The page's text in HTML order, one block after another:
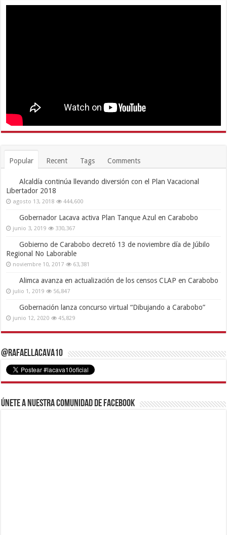
Popular Recent Tags Comments
Alcaldía continúa llevando diversión con el Plan Vacacional
Libertador 2018
agosto 13, 2018 444,600
Gobernador Lacava activa Plan Tanque Azul en Carabobo
junio 3, 2019 330,367
Gobierno de Carabobo decretó 13 de noviembre día de Júbilo
Regional No Laborable
noviembre 10, 2017 63,381
Alimca avanza en actualización de los censos CLAP en Carabobo
julio 1, 2019 56,847
Gobernación lanza concurso virtual “Dibujando a Carabobo”
junio 12, 2020 45,829
@RafaelLacava10
Únete a nuestra comunidad de Facebook